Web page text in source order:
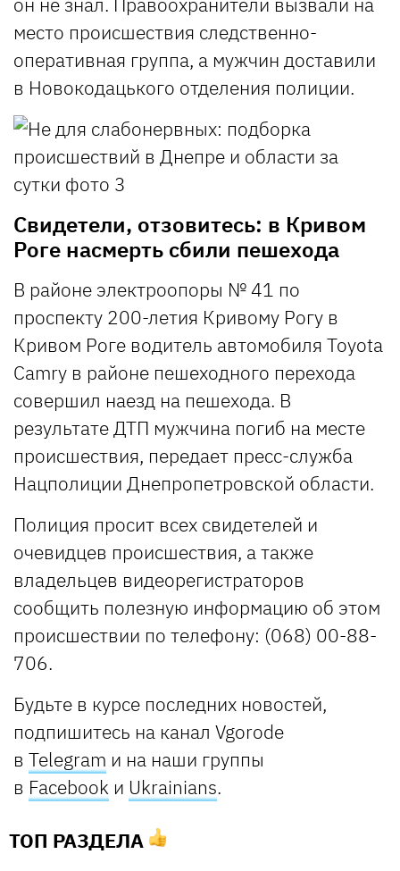
место происшествия следственно-
оперативная группа, а мужчин доставили
в Новокодацького отделения полиции.
Свидетели, отзовитесь: в Кривом
Роге насмерть сбили пешехода
В районе электроопоры № 41 по
проспекту 200-летия Кривому Рогу в
Кривом Роге водитель автомобиля Toyota
Camry в районе пешеходного перехода
совершил наезд на пешехода. В
результате ДТП мужчина погиб на месте
происшествия, передает пресс-служба
Нацполиции Днепропетровской области.
Полиция просит всех свидетелей и
очевидцев происшествия, а также
владельцев видеорегистраторов
сообщить полезную информацию об этом
происшествии по телефону: (068) 00-88-
706.
Будьте в курсе последних новостей,
подпишитесь на канал Vgorode
в Telegram и на наши группы
в Facebook и Ukrainians.
ТОП РАЗДЕЛА